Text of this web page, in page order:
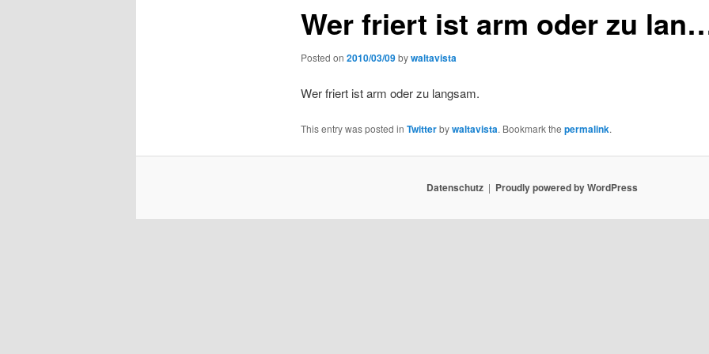
Wer friert ist arm oder zu
Posted on 2010/03/09bywaltavista
Wer friert ist arm oder zu langsam.
This entry was posted in Twitterbywaltavista. Bookmark the permalink.
Datenschutz Proudly powered by WordPress